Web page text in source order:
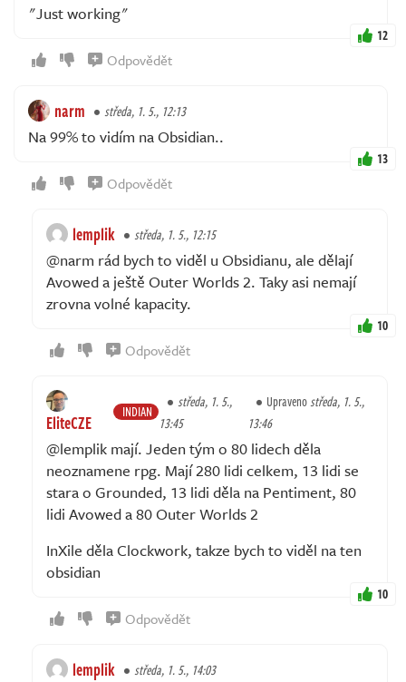
"Just working"
12
Odpovědět
narm středa, 1. 5., 12:13
Na 99% to vidím na Obsidian..
13
Odpovědět
lemplik středa, 1. 5., 12:15
@narm rád bych to viděl u Obsidianu, ale dělají
Avowed a ještě Outer Worlds 2. Taky asi nemají
zrovna volné kapacity.
10
Odpovědět
EliteCZE INDIAN
středa, 1. 5.,
13:45
Upravenostředa, 1. 5.,
13:46
@lemplik mají. Jeden tým o 80 lidech děla
neoznamene rpg. Mají 280 lidi celkem, 13 lidi se
stara o Grounded, 13 lidi děla na Pentiment, 80
lidi Avowed a 80 Outer Worlds 2
InXile děla Clockwork, takze bych to viděl na ten
obsidian
10
Odpovědět
lemplik středa, 1. 5., 14:03